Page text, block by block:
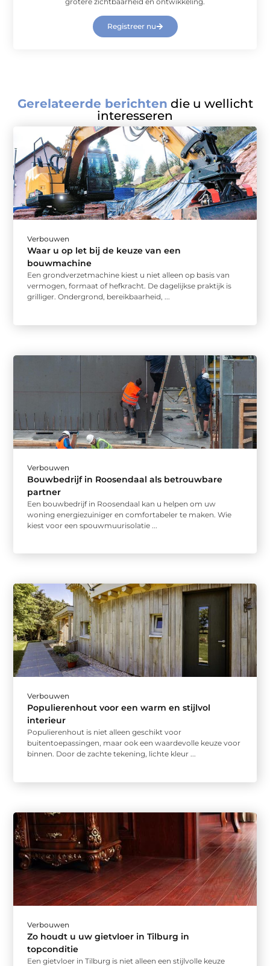
Registreer nu
Gerelateerde berichten die u wellicht
interesseren
Verbouwen
Waar u op let bij de keuze van een
bouwmachine
Een grondverzetmachine kiest u niet alleen op basis van
vermogen, formaat of hefkracht. De dagelijkse praktijk is
grilliger. Ondergrond, bereikbaarheid, ...
Verbouwen
Bouwbedrijf in Roosendaal als betrouwbare
partner
Een bouwbedrijf in Roosendaal kan u helpen om uw
woning energiezuiniger en comfortabeler te maken. Wie
kiest voor een spouwmuurisolatie ...
Verbouwen
Populierenhout voor een warm en stijlvol
interieur
Populierenhout is niet alleen geschikt voor
buitentoepassingen, maar ook een waardevolle keuze voor
binnen. Door de zachte tekening, lichte kleur ...
Verbouwen
Zo houdt u uw gietvloer in Tilburg in
topconditie
Een gietvloer in Tilburg is niet alleen een stijlvolle keuze